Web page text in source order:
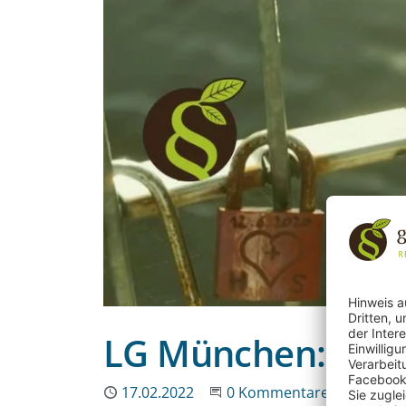
LG München:
Publiziert
17.02.2022 Beginne eine
0 Kommentare